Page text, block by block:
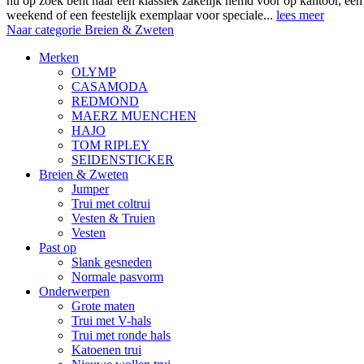
weekend of een feestelijk exemplaar voor speciale... lees meer
Naar categorie Breien & Zweten
Merken
OLYMP
CASAMODA
REDMOND
MAERZ MUENCHEN
HAJO
TOM RIPLEY
SEIDENSTICKER
Breien & Zweten
Jumper
Trui met coltrui
Vesten & Truien
Vesten
Past op
Slank gesneden
Normale pasvorm
Onderwerpen
Grote maten
Trui met V-hals
Trui met ronde hals
Katoenen trui